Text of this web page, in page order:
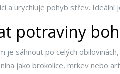
a urychluje pohyb střev.
potraviny
je sáhnout po celých
jako brokolice, mrkev nebo